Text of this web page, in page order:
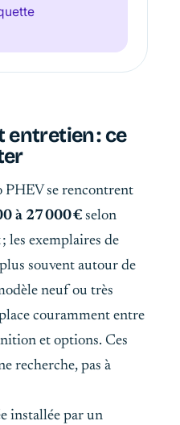
entretien : ce
PHEV se rencontrent
à 27 000 € selon
les exemplaires de
souvent autour de
neuf ou très
couramment entre
et options. Ces
recherche, pas à
installée par un